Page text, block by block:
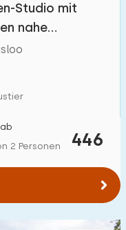
Studio mit
nahe
446
2 Personen